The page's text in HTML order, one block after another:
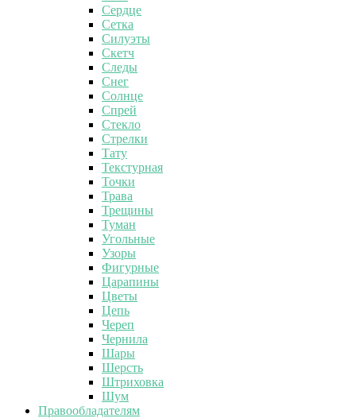
Сердце
Сетка
Силуэты
Скетч
Следы
Снег
Солнце
Спрей
Стекло
Стрелки
Тату
Текстурная
Точки
Трава
Трещины
Туман
Угольные
Узоры
Фигурные
Царапины
Цветы
Цепь
Череп
Чернила
Шары
Шерсть
Штриховка
Шум
Правообладателям